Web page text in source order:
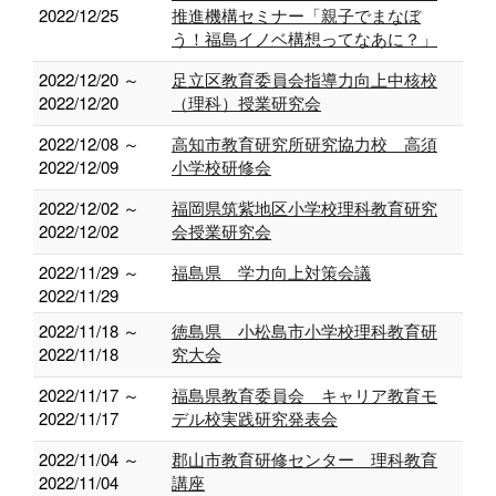
2022/12/25
推進機構セミナー「親子でまなぼ
う！福島イノベ構想ってなあに？」
2022/12/20 ～
2022/12/20
足立区教育委員会指導力向上中核校
（理科）授業研究会
2022/12/08 ～
2022/12/09
高知市教育研究所研究協力校 高須
小学校研修会
2022/12/02 ～
2022/12/02
福岡県筑紫地区小学校理科教育研究
会授業研究会
2022/11/29 ～
2022/11/29
福島県 学力向上対策会議
2022/11/18 ～
2022/11/18
徳島県 小松島市小学校理科教育研
究大会
2022/11/17 ～
2022/11/17
福島県教育委員会 キャリア教育モ
デル校実践研究発表会
2022/11/04 ～
2022/11/04
郡山市教育研修センター 理科教育
講座